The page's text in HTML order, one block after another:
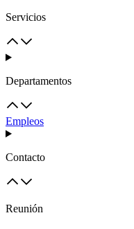
Servicios
Departamentos
Empleos
Contacto
Reunión